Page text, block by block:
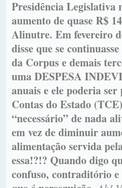
Presidência Legislativa
aumento de quase R$
Alinutre. Em fevereiro
disse que se
da Corpus e demais
uma DESPESA
anuais e ele poderia
Contas do Estado
“necessário” de nada
em vez de diminuir
alimentação servida
essa!?!? Quando digo
confuso, contraditório